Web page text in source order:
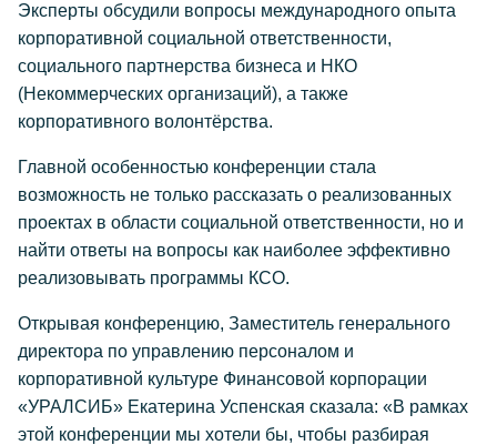
Эксперты обсудили вопросы международного опыта
корпоративной социальной ответственности,
социального партнерства бизнеса и НКО
(Некоммерческих организаций), а также
корпоративного волонтёрства.
Главной особенностью конференции стала
возможность не только рассказать о реализованных
проектах в области социальной ответственности, но и
найти ответы на вопросы как наиболее эффективно
реализовывать программы КСО.
Открывая конференцию, Заместитель генерального
директора по управлению персоналом и
корпоративной культуре Финансовой корпорации
«УРАЛСИБ» Екатерина Успенская сказала: «В рамках
этой конференции мы хотели бы, чтобы разбирая